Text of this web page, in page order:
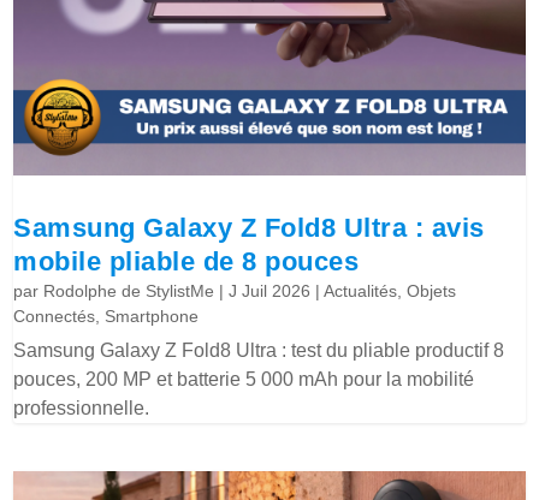
Samsung Galaxy Z Fold8 Ultra : avis
mobile pliable de 8 pouces
par Rodolphe de StylistMe |J Juil 2026 |Actualités ,Objets
Connectés Smartphone
Samsung Galaxy Z Fold8 Ultra : test du pliable productif 8
pouces, 200 MP et batterie 5 000 mAh pour la mobilité
professionnelle.